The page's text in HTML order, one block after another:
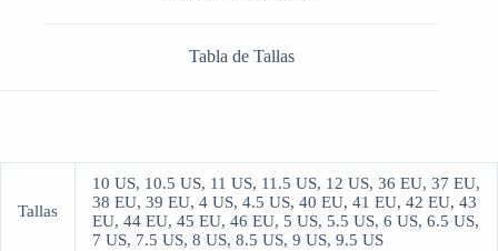
Tabla de Tallas
Tallas
10 US, 10.5 US, 11 US, 11.5 US, 12 US, 36 EU, 37 EU,
38 EU, 39 EU, 4 US, 4.5 US, 40 EU, 41 EU, 42 EU, 43
EU, 44 EU, 45 EU, 46 EU, 5 US, 5.5 US, 6 US, 6.5 US,
7 US, 7.5 US, 8 US, 8.5 US, 9 US, 9.5 US